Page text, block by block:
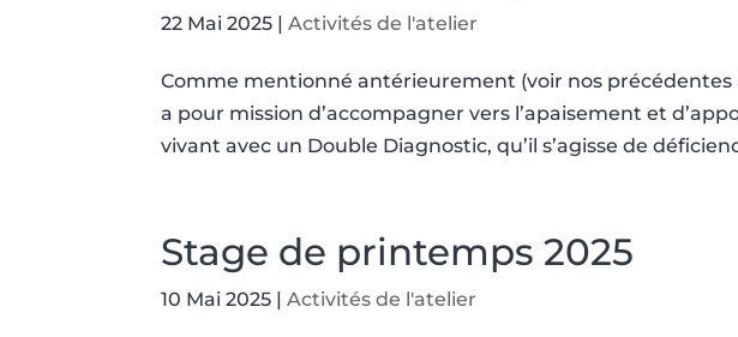
22 Mai 2025 |Activités de l'atelier
Comme mentionné antérieurement (voir nos précédentes
a pour mission d’accompagner vers l’apaisement et
vivant avec un Double Diagnostic, qu’il s’agisse de
Stage de printemps 2025
10 Mai 2025 |Activités de l'atelier